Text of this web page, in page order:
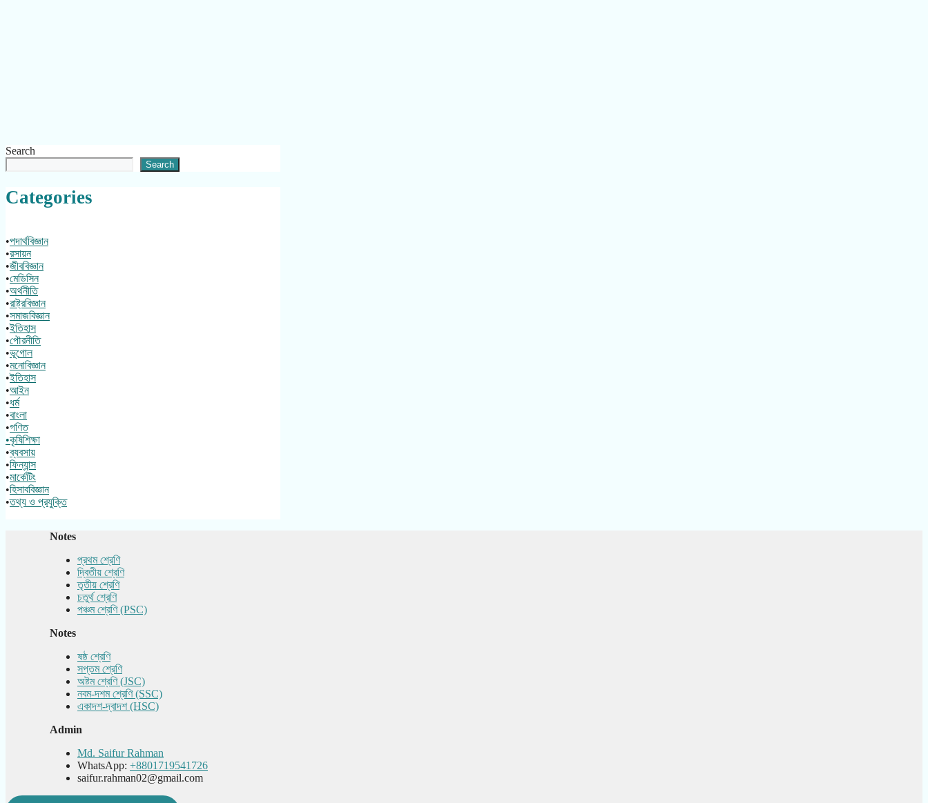
Search
Search
Categories
•পদার্থবিজ্ঞান
•রসায়ন
•জীববিজ্ঞান
•মেডিসিন
•অর্থনীতি
•রাষ্ট্রবিজ্ঞান
•সমাজবিজ্ঞান
•ইতিহাস
•পৌরনীতি
•ভূগোল
•মনোবিজ্ঞান
•ইতিহাস
•আইন
•ধর্ম
•বাংলা
•গণিত
•কৃষিশিক্ষা
•ব্যবসায়
•ফিন্যান্স
•মার্কেটিং
•হিসাববিজ্ঞান
•তথ্য ও প্রযুক্তি
Notes
প্রথম শ্রেণি
দ্বিতীয় শ্রেণি
তৃতীয় শ্রেণি
চতুর্থ শ্রেণি
পঞ্চম শ্রেণি (PSC)
Notes
ষষ্ঠ শ্রেণি
সপ্তম শ্রেণি
অষ্টম শ্রেণি (JSC)
নবম-দশম শ্রেণি (SSC)
একাদশ-দ্বাদশ (HSC)
Admin
Md. Saifur Rahman
WhatsApp: +8801719541726
saifur.rahman02@gmail.com